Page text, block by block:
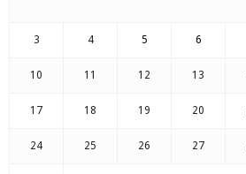
3 4 5 6
10 11 12 13
17 18 19 20
24 25 26 27